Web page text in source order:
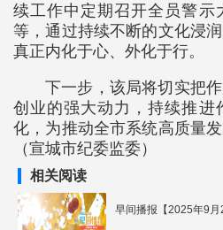
续工作中定期召开全员警示
等，通过持续不断的文化浸
真正内化于心、外化于行。
下一步，该局将切实把
创业的强大动力，持续推进
化，为推动全市系统高质量
（宣城市纪委监委）
相关阅读
早间播报【2025年9月